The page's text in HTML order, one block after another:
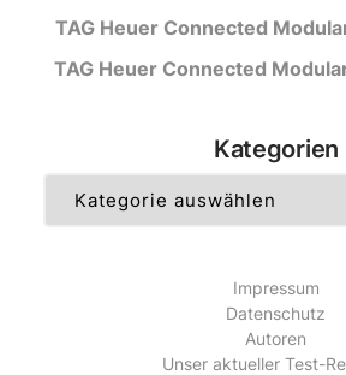
TAG Heuer Connected
TAG Heuer Connected
Kategorien
Impressum
Datenschutz
Autoren
Unser aktueller Test-